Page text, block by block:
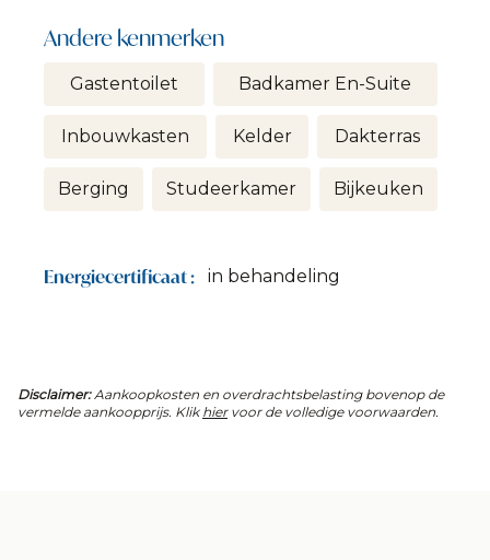
Andere kenmerken
Gastentoilet Badkamer En-Suite
Inbouwkasten Kelder Dakterras
Berging Studeerkamer Bijkeuken
Energiecertificaat : in behandeling
Disclaimer:Aankoopkosten en overdrachtsbelasting bovenop de
vermelde aankoopprijs. Klik hiervoor de volledige voorwaarden.